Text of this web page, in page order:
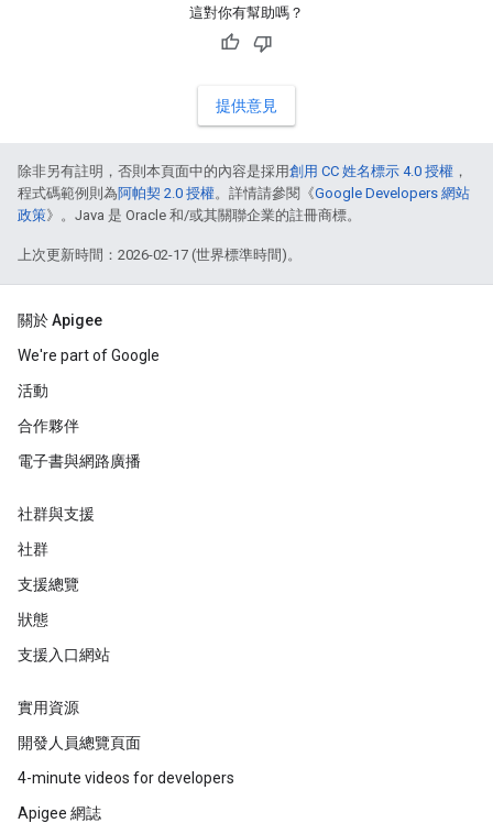
這對你有幫助嗎？
提供意見
除非另有註明，否則本頁面中的內容是採用創用 CC 姓名標示 4.0 授權 ，
程式碼範例則為阿帕契 2.0 授權。詳情請參閱《Google Developers 網站
政策》。Java 是 Oracle 和/或其關聯企業的註冊商標。
上次更新時間：2026-02-17 (世界標準時間)。
關於 Apigee
We're part of Google
活動
合作夥伴
電子書與網路廣播
社群與支援
社群
支援總覽
狀態
支援入口網站
實用資源
開發人員總覽頁面
4-minute videos for developers
Apigee 網誌